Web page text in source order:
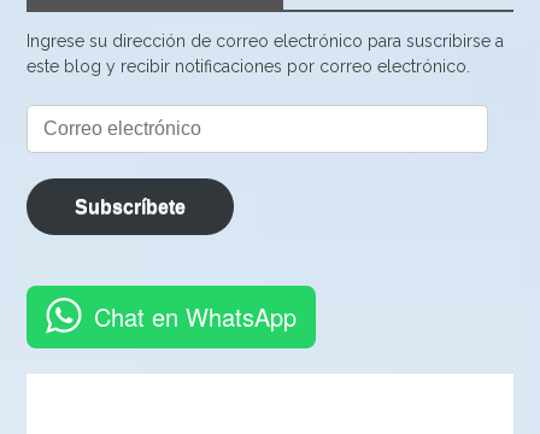
Ingrese su dirección de correo electrónico para suscribirse a
este blog y recibir notificaciones por correo electrónico.
electrónico
Subscríbete
Chat en WhatsApp